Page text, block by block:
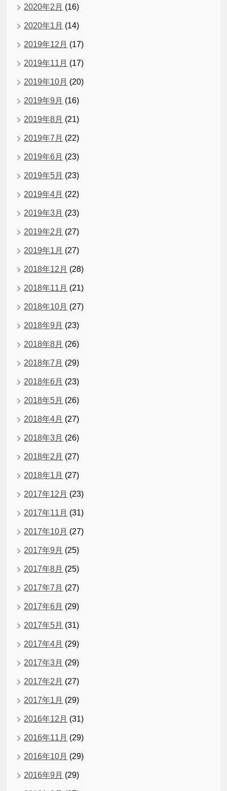
2020年2月 (16)
2020年1月 (14)
2019年12月 (17)
2019年11月 (17)
2019年10月 (20)
2019年9月 (16)
2019年8月 (21)
2019年7月 (22)
2019年6月 (23)
2019年5月 (23)
2019年4月 (22)
2019年3月 (23)
2019年2月 (27)
2019年1月 (27)
2018年12月 (28)
2018年11月 (21)
2018年10月 (27)
2018年9月 (23)
2018年8月 (26)
2018年7月 (29)
2018年6月 (23)
2018年5月 (26)
2018年4月 (27)
2018年3月 (26)
2018年2月 (27)
2018年1月 (27)
2017年12月 (23)
2017年11月 (31)
2017年10月 (27)
2017年9月 (25)
2017年8月 (25)
2017年7月 (27)
2017年6月 (29)
2017年5月 (31)
2017年4月 (29)
2017年3月 (29)
2017年2月 (27)
2017年1月 (29)
2016年12月 (31)
2016年11月 (29)
2016年10月 (29)
2016年9月 (29)